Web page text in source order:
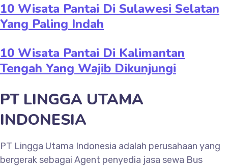
10 Wisata Pantai Di Sulawesi Selatan
Yang Paling Indah
10 Wisata Pantai Di Kalimantan
Tengah Yang Wajib Dikunjungi
PT LINGGA UTAMA
INDONESIA
PT Lingga Utama Indonesia adalah perusahaan yang
bergerak sebagai Agent penyedia jasa sewa Bus